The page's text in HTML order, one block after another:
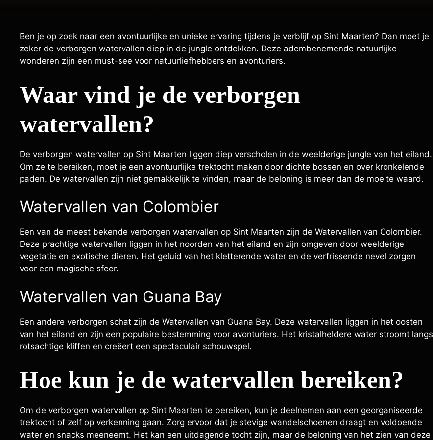
Ben je op zoek naar een avontuurlijke en unieke ervaring tijdens je verblijf op Sint Maarten? Dan moet je
zeker de verborgen watervallen diep in de jungle ontdekken. Deze adembenemende natuurlijke
wonderen zijn een must-see voor natuurliefhebbers en avonturiers.
Waar vind je de verborgen
watervallen?
De verborgen watervallen op Sint Maarten liggen diep verscholen in de weelderige jungle van het eiland.
Om ze te bereiken, moet je een avontuurlijke trektocht maken door dichte bossen en over kronkelende
paden. De watervallen zijn niet gemakkelijk te vinden, maar de beloning is meer dan de moeite waard.
Watervallen van Colombier
Een van de meest bekende verborgen watervallen op Sint Maarten zijn de Watervallen van Colombier.
Deze prachtige watervallen liggen in het noorden van het eiland en zijn omgeven door weelderige
vegetatie en exotische dieren. Het geluid van het kletterende water en de verfrissende nevel zorgen
voor een magische sfeer.
Watervallen van Guana Bay
Een andere verborgen schat zijn de Watervallen van Guana Bay. Deze watervallen liggen in het oosten
van het eiland en zijn een populaire bestemming voor avonturiers. Het kristalheldere water stroomt langs
rotsachtige kliffen en creëert een spectaculair schouwspel.
Hoe kun je de watervallen bereiken?
Om de verborgen watervallen op Sint Maarten te bereiken, kun je deelnemen aan een georganiseerde
trektocht of zelf op verkenning gaan. Zorg ervoor dat je stevige wandelschoenen draagt en voldoende
water en snacks meeneemt. Het kan een uitdagende tocht zijn, maar de beloning van het zien van deze